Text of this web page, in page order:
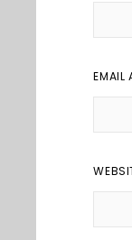
EMAIL